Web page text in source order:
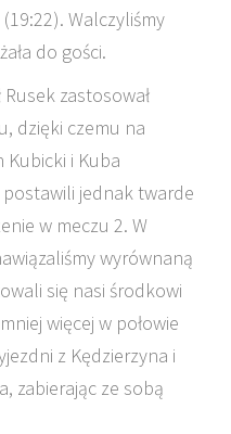
Walczyliśmy
do gości.
zastosował
dzięki czemu na
Kubicki i Kuba
jednak twarde
w meczu 2. W
wyrównaną
się nasi środkowi
więcej w połowie
z Kędzierzyna i
zabierając ze sobą